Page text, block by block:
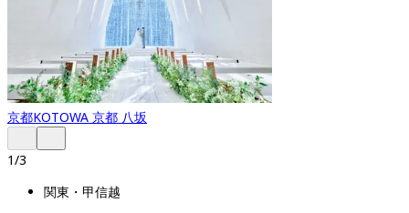
京都KOTOWA 京都 八坂
1/3
関東・甲信越